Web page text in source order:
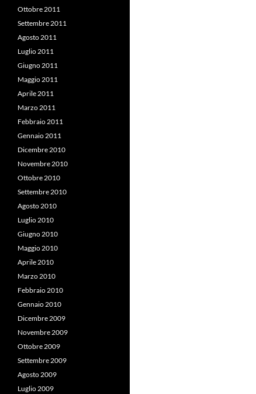
Ottobre 2011
Settembre 2011
Agosto 2011
Luglio 2011
Giugno 2011
Maggio 2011
Aprile 2011
Marzo 2011
Febbraio 2011
Gennaio 2011
Dicembre 2010
Novembre 2010
Ottobre 2010
Settembre 2010
Agosto 2010
Luglio 2010
Giugno 2010
Maggio 2010
Aprile 2010
Marzo 2010
Febbraio 2010
Gennaio 2010
Dicembre 2009
Novembre 2009
Ottobre 2009
Settembre 2009
Agosto 2009
Luglio 2009